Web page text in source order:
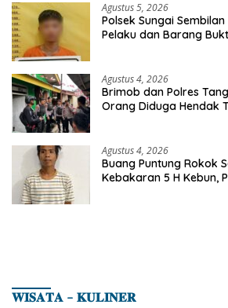
Agustus 5, 2026
Polsek Sungai
Pelaku dan Barang
Agustus 4, 2026
Brimob dan Polres
Orang Diduga Hendak
Agustus 4, 2026
Buang Puntung Rokok
Kebakaran 5 H Kebun,
𝐖𝐈𝐒𝐀𝐓𝐀 – 𝐊𝐔𝐋𝐈𝐍𝐄𝐑